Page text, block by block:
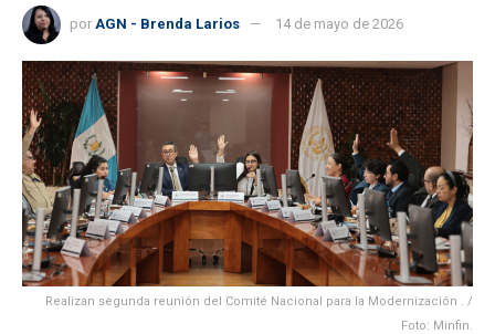
por AGN - Brenda Larios 14 de mayo de 2026
Realizan segunda reunión del Comité Nacional para la Modernización . /
Foto: Minfin.